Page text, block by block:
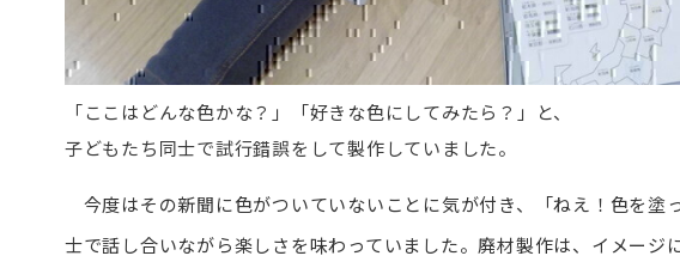
「ここはどんな色かな？」「好きな色にしてみたら？」と、
子どもたち同士で試行錯誤をして製作していました。
今度はその新聞に色がついていないことに気が付き、「ねえ！色を塗
士で話し合いながら楽しさを味わっていました。廃材製作は、イメー